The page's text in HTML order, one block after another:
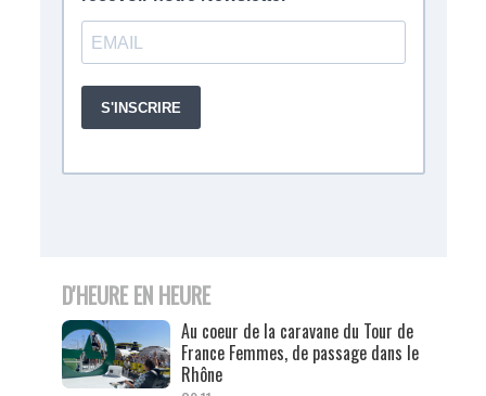
D'HEURE EN HEURE
Au coeur de la caravane du Tour de
France Femmes, de passage dans le
Rhône